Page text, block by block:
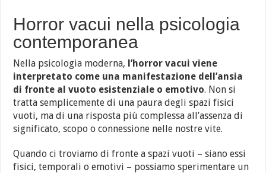
Horror vacui nella psicologia
contemporanea
Nella psicologia moderna, l’horror vacui viene
interpretato come una manifestazione dell’ansia
di fronte al vuoto esistenziale o emotivo. Non si
tratta semplicemente di una paura degli spazi fisici
vuoti, ma di una risposta più complessa all’assenza di
significato, scopo o connessione nelle nostre vite.
Quando ci troviamo di fronte a spazi vuoti – siano essi
fisici, temporali o emotivi – possiamo sperimentare un